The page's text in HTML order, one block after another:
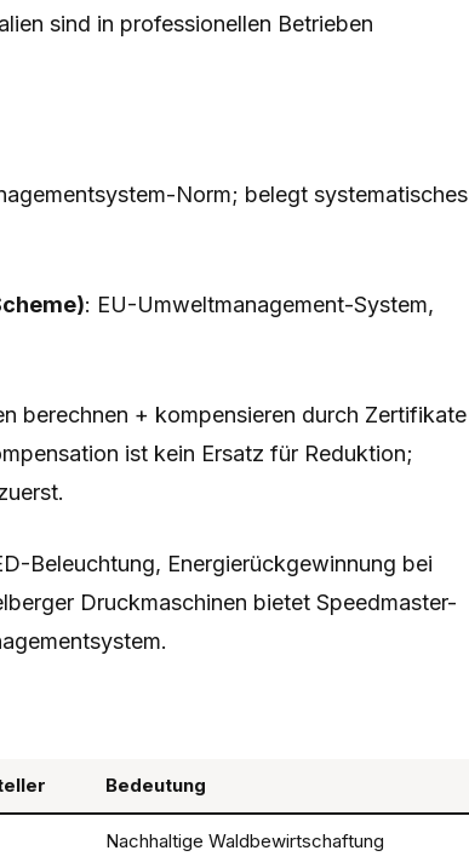
sind in professionellen Betrieben
Norm; belegt systematisches
: EU-Umweltmanagement-System,
berechnen + kompensieren durch Zertifikate
ist kein Ersatz für Reduktion;
Beleuchtung, Energierückgewinnung bei
Druckmaschinen bietet Speedmaster-
Bedeutung
Nachhaltige Waldbewirtschaftung